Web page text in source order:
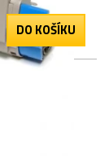
DO KOŠÍKU